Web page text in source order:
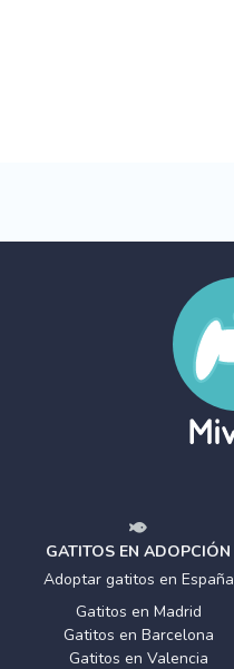
GATITOS EN ADOPCIÓN
Adoptar gatitos en España
Gatitos en Madrid
Gatitos en Barcelona
Gatitos en Valencia